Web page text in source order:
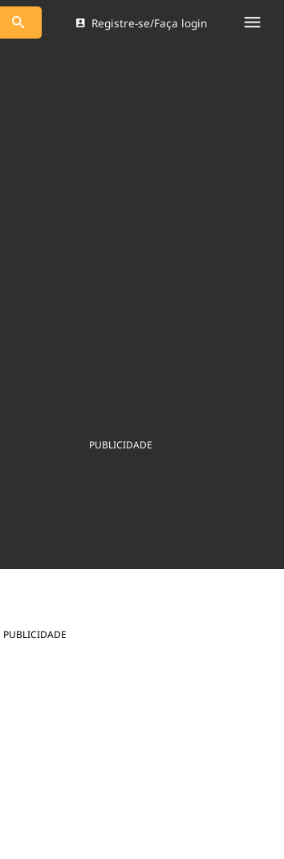
Registre-se/Faça login
PUBLICIDADE
PUBLICIDADE